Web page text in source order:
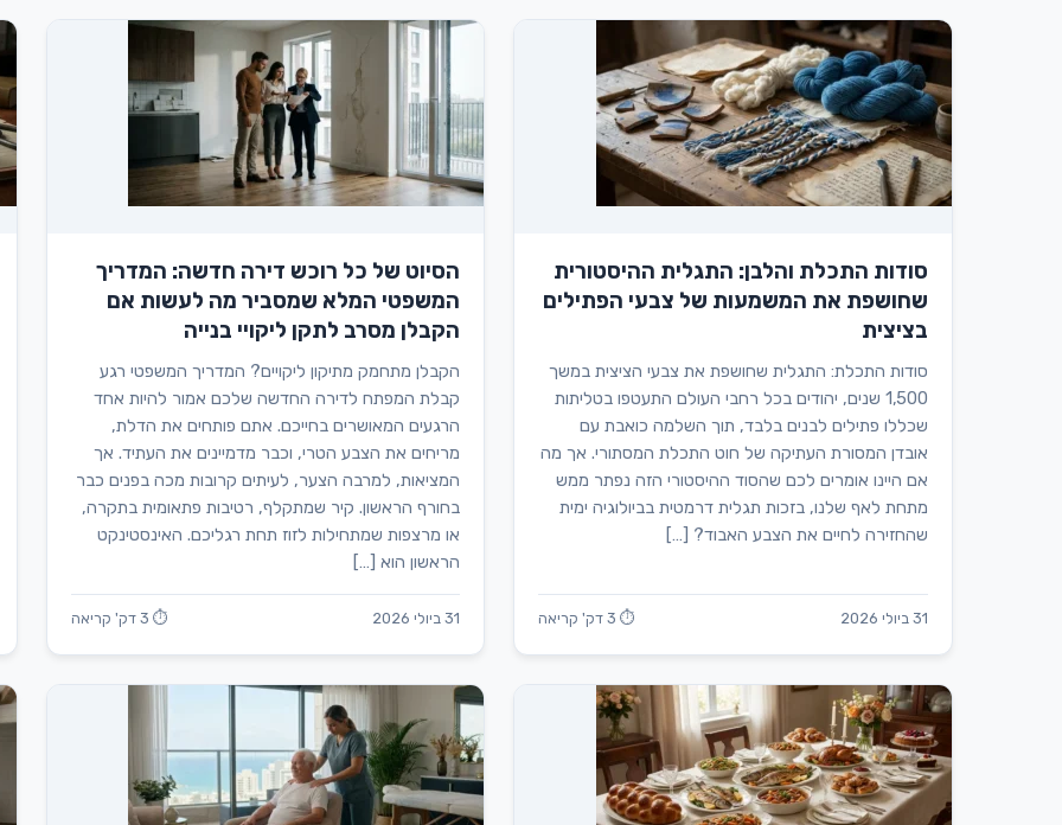
סודות התכלת והלבן: התגלית ההיסטורית
שחושפת את המשמעות של צבעי הפתילים
בציצית
סודות התכלת: התגלית שחושפת את צבעי הציצית במשך
1,500 שנים, יהודים בכל רחבי העולם התעטפו בטליתות
שכללו פתילים לבנים בלבד, תוך השלמה כואבת עם
אובדן המסורת העתיקה של חוט התכלת המסתורי. אך מה
אם היינו אומרים לכם שהסוד ההיסטורי הזה נפתר ממש
מתחת לאף שלנו, בזכות תגלית דרמטית בביולוגיה ימית
שהחזירה לחיים את הצבע האבוד? […]
31 ביולי 2026 ⏱ 3 דק' קריאה
הסיוט של כל רוכש דירה חדשה: המדריך
המשפטי המלא שמסביר מה לעשות אם
הקבלן מסרב לתקן ליקויי בנייה
הקבלן מתחמק מתיקון ליקויים? המדריך המשפטי רגע
קבלת המפתח לדירה החדשה שלכם אמור להיות אחד
הרגעים המאושרים בחייכם. אתם פותחים את הדלת,
מריחים את הצבע הטרי, וכבר מדמיינים את העתיד. אך
המציאות, למרבה הצער, לעיתים קרובות מכה בפנים כבר
בחורף הראשון. קיר שמתקלף, רטיבות פתאומית בתקרה,
או מרצפות שמתחילות לזוז תחת רגליכם. האינסטינקט
הראשון הוא […]
31 ביולי 2026 ⏱ 3 דק' קריאה